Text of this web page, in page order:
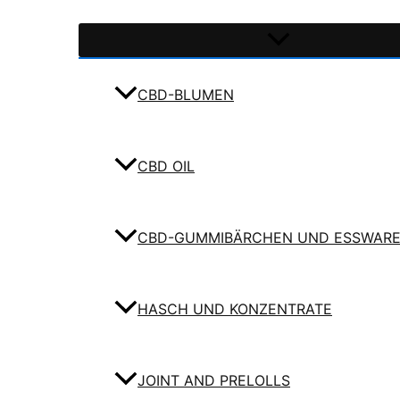
CBD-BLUMEN
CBD OIL
CBD-GUMMIBÄRCHEN UND
HASCH UND KONZENTRATE
JOINT AND PRELOLLS